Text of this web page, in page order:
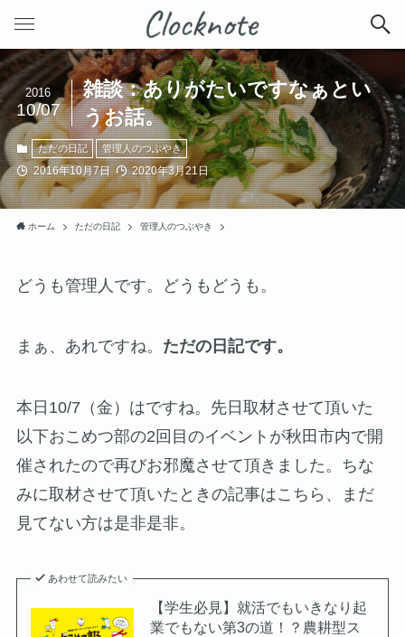
雑談：ありがたいですなぁとい
うお話。
2016
10/07
ただの日記 管理人のつぶやき
2016年10月7日 2020年3月21日
ホーム ただの日記 管理人のつぶやき
どうも管理人です。どうもどうも。
まぁ、あれですね。 ただの日記です。
本日10/7（金）はですね。先日取材させて頂いた
以下おこめつ部の2回目のイベントが秋田市内で開
催されたので再びお邪魔させて頂きました。ちな
みに取材させて頂いたときの記事はこちら、まだ
見てない方は是非是非。
あわせて読みたい
【学生必見】就活でもいきなり起
業でもない第3の道！？農耕型ス